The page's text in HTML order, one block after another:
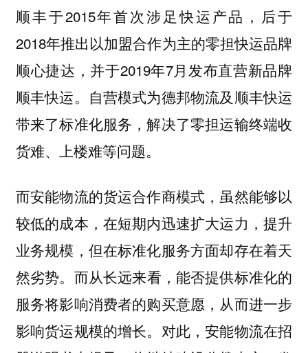
顺丰于2015年首次涉足快运产品，后于
2018年推出以加盟合作为主的零担快运品牌
顺心捷达，并于2019年7月发布直营新品牌
顺丰快运。自营模式为德邦物流及顺丰快运
带来了标准化服务，解决了零担运输终端收
货难、上楼难等问题。
而安能物流的货运合作商模式，虽然能够以
较低的成本，在短期内迅速扩大运力，提升
业务规模，但在标准化服务方面却存在着天
然劣势。 而从长远来看，能否提供标准化的
服务将影响消费者的购买意愿，从而进一步
影响货运规模的增长。对此，安能物流在招